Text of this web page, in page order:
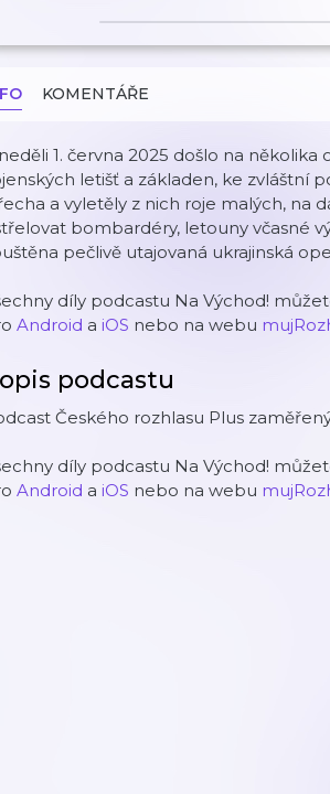
KOMENTÁŘE
1. června 2025 došlo na
letišť a základen, ke zvláštní
a vyletěly z nich roje malých, na
bombardéry, letouny včasné
pečlivě utajovaná ukrajinská
díly podcastu Na Východ!
Android a iOS nebo na webu
podcastu
Českého rozhlasu Plus
díly podcastu Na Východ!
Android a iOS nebo na webu